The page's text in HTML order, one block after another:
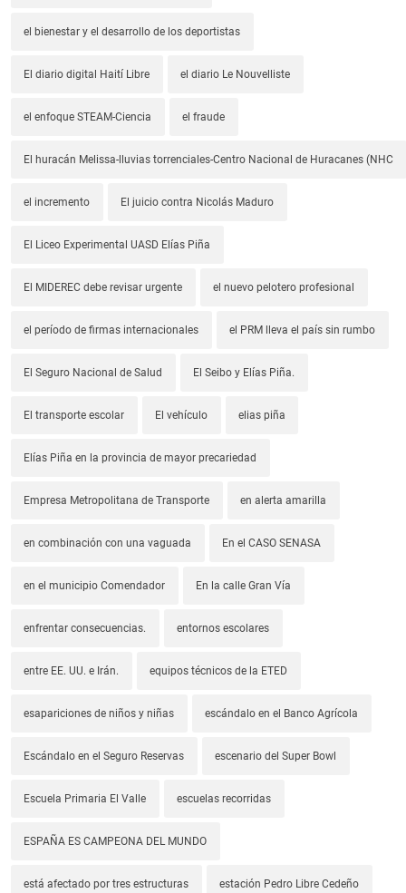
el bienestar y el desarrollo de los deportistas
El diario digital Haití Libre el diario Le Nouvelliste
el enfoque STEAM-Ciencia el fraude
El huracán Melissa-lluvias torrenciales-Centro Nacional de Huracanes (NHC
el incremento El juicio contra Nicolás Maduro
El Liceo Experimental UASD Elías Piña
El MIDEREC debe revisar urgente el nuevo pelotero profesional
el período de firmas internacionales el PRM lleva el país sin rumbo
El Seguro Nacional de Salud El Seibo y Elías Piña.
El transporte escolar El vehículo elias piña
Elías Piña en la provincia de mayor precariedad
Empresa Metropolitana de Transporte en alerta amarilla
en combinación con una vaguada En el CASO SENASA
en el municipio Comendador En la calle Gran Vía
enfrentar consecuencias. entornos escolares
entre EE. UU. e Irán. equipos técnicos de la ETED
esapariciones de niños y niñas escándalo en el Banco Agrícola
Escándalo en el Seguro Reservas escenario del Super Bowl
Escuela Primaria El Valle escuelas recorridas
ESPAÑA ES CAMPEONA DEL MUNDO
está afectado por tres estructuras estación Pedro Libre Cedeño